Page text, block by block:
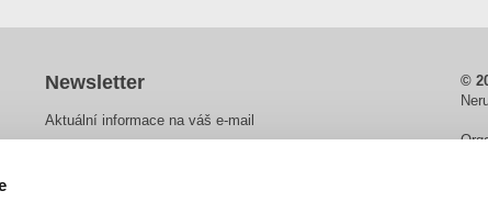
Newsletter
Aktuální informace na váš e-mail
©